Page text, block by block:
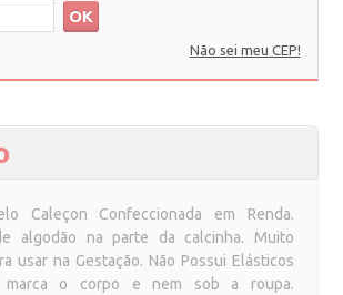
OK
Não sei meu CEP!
Caleçon Confeccionada em Renda.
algodão na parte da calcinha. Muito
usar na Gestação. Não Possui Elásticos
o corpo e nem sob a roupa.